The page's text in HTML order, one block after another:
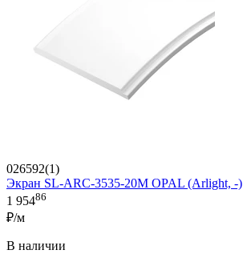
026592(1)
Экран SL-ARC-3535-20M OPAL (Arlight, -)
1 95486
₽/м
В наличии